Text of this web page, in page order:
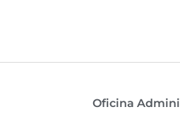
Oficina